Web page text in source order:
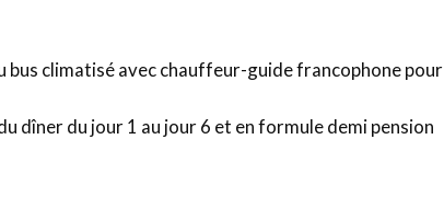
climatisé avec chauffeur-guide francophone pour
dîner du jour 1 au jour 6 et en formule demi pension